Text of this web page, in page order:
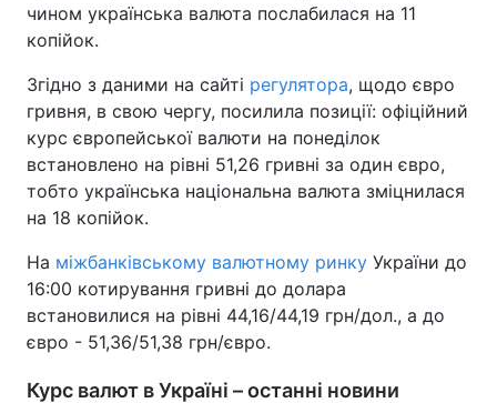
чином українська валюта послабилася на 11
копійок.
Згідно з даними на сайті регулятора, щодо євро
гривня, в свою чергу, посилила позиції: офіційний
курс європейської валюти на понеділок
встановлено на рівні 51,26 гривні за один євро,
тобто українська національна валюта зміцнилася
на 18 копійок.
На міжбанківському валютному ринку України до
16:00 котирування гривні до долара
встановилися на рівні 44,16/44,19 грн/дол., а до
євро - 51,36/51,38 грн/євро.
Курс валют в Україні – останні новини